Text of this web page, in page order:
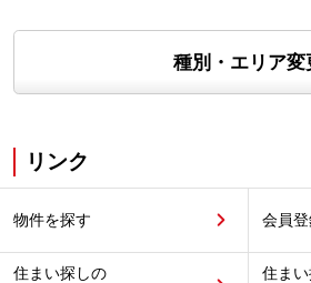
種別・エリア変
リンク
物件を探す 会員
住まい探しの
住ま